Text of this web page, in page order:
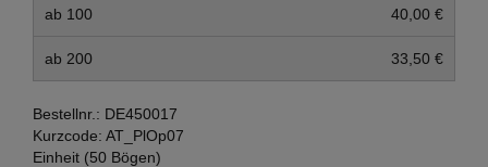
ab 100 40,00 €
ab 200 33,50 €
Bestellnr.: DE450017
Kurzcode: AT_PlOp07
Einheit (50 Bögen)